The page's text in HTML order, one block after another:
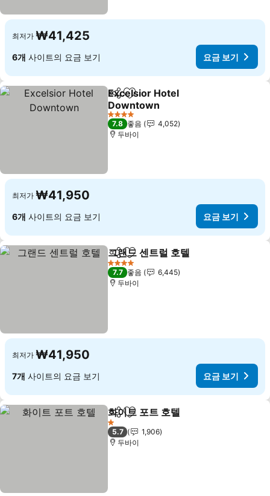
최저가 ₩41,425
6개 사이트의 요금 보기 요금 보기
공유 즐겨찾기에 추가
Excelsior Hotel
Downtown
요금 보기
4 성급
7.8 좋음
4,052
두바이
최저가 ₩41,950
6개 사이트의 요금 보기 요금 보기
공유 즐겨찾기에 추가
그랜드 센트럴 호텔
4 성급
7.7 좋음
6,445
두바이
최저가 ₩41,950
7개 사이트의 요금 보기 요금 보기
공유 즐겨찾기에 추가
화이트 포트 호텔
1 성급
5.7
1,906
두바이